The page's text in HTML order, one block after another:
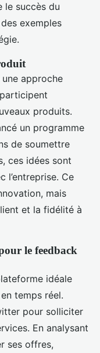
le succès du
exemples
approche
produits.
un programme
de soumettre
ces idées sont
l’entreprise. Ce
mais
et la fidélité à
le feedback
idéale
en temps réel.
pour solliciter
En analysant
ses offres,